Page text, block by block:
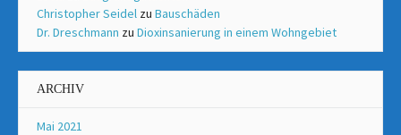
Christopher Seidel zu Bauschäden
Dr. Dreschmann zu Dioxinsanierung in einem Wohngebiet
ARCHIV
Mai 2021